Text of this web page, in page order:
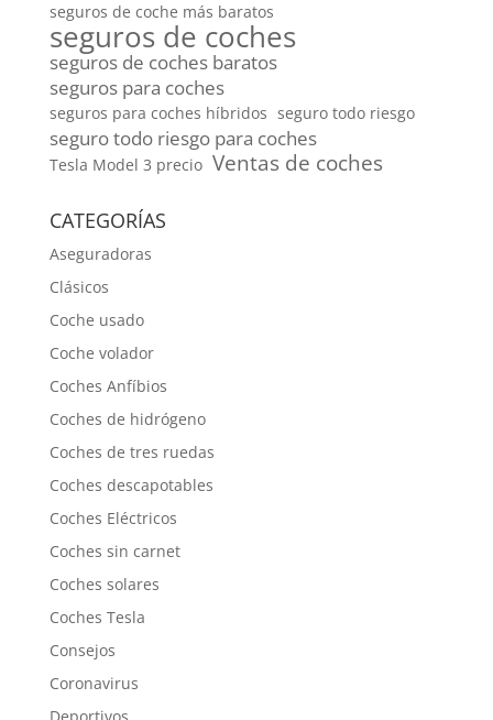
seguros de coche más baratos
seguros de coches
seguros de coches baratos
seguros para coches
seguros para coches híbridos seguro todo riesgo
seguro todo riesgo para coches
Tesla Model 3 precio Ventas de coches
CATEGORÍAS
Aseguradoras
Clásicos
Coche usado
Coche volador
Coches Anfíbios
Coches de hidrógeno
Coches de tres ruedas
Coches descapotables
Coches Eléctricos
Coches sin carnet
Coches solares
Coches Tesla
Consejos
Coronavirus